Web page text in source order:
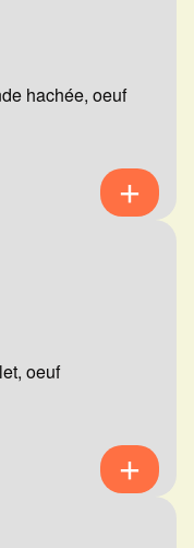
hachée, oeuf
oeuf